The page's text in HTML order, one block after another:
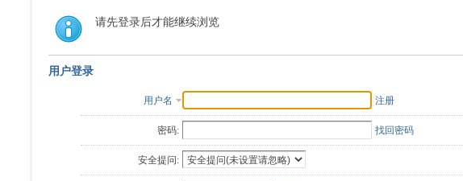
请先登录后才能继续浏览
用户登录
用户名 注册
密码: 找回密码
安全提问: